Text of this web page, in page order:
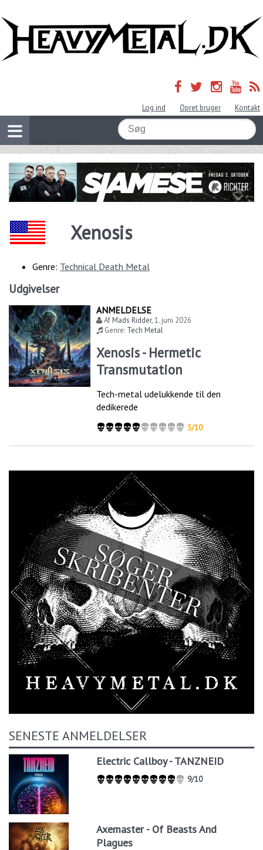
Log ind Opret bruger Kontakt
Xenosis
Genre: Technical Death Metal
Udgivelser
ANMELDELSE
AfMads Ridder,1. juni 2026
Genre: Tech Metal
Xenosis - Hermetic
Transmutation
Tech-metal udelukkende til den
dedikerede
5/10
SENESTE ANMELDELSER
Electric Callboy - TANZNEID
9/10
Axemaster - Of Beasts And
Plagues